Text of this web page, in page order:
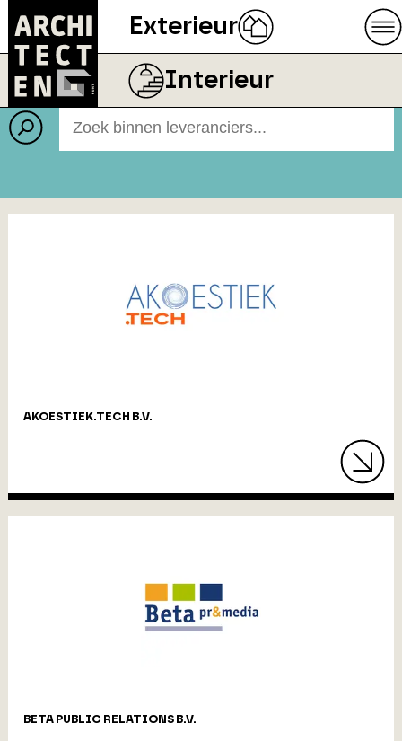
Exterieur
Interieur
Leveranciers
BEELD BEWI ISOBOUW
AKOESTIEK.TECH B.V.
BETA PUBLIC RELATIONS B.V.